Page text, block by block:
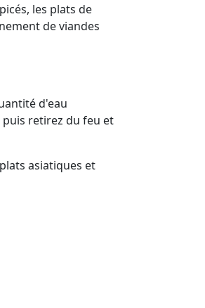
les plats de
de viandes
d'eau
puis retirez du feu et
asiatiques et